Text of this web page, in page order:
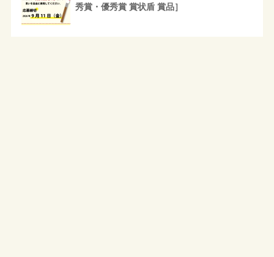
秀賞・優秀賞 賞状盾 賞品］